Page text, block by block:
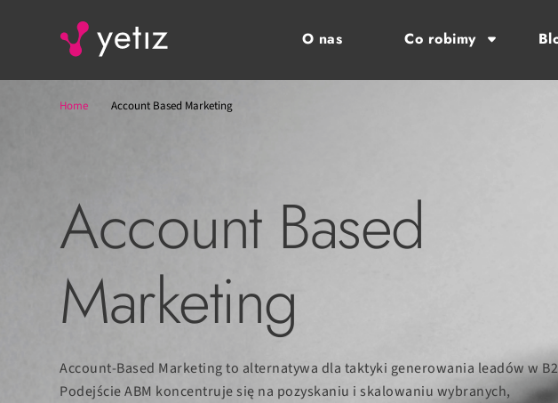
O nas Co robimy
Home Account Based Marketing
Account Based
Marketing
Account-Based Marketing to alternatywa dla taktyki generowania leadów w
Podejście ABM koncentruje się na pozyskaniu i skalowaniu wybranych,